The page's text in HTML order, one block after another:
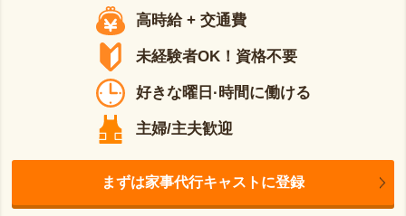
高時給 + 交通費
未経験者OK！資格不要
好きな曜日·時間に働ける
主婦/主夫歓迎
まずは家事代行キャストに登録